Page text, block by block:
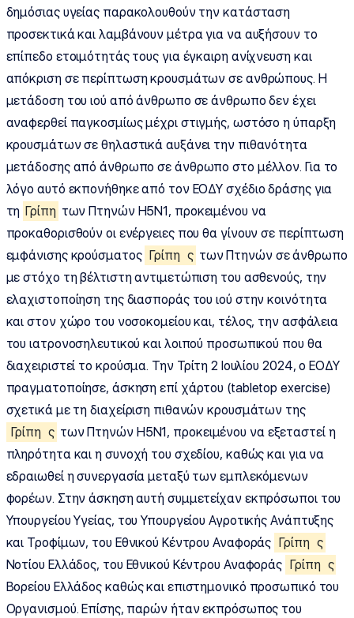
δημόσιας υγείας παρακολουθούν την κατάσταση
προσεκτικά και λαμβάνουν μέτρα για να αυξήσουν το
επίπεδο ετοιμότητάς τους για έγκαιρη ανίχνευση και
απόκριση σε περίπτωση κρουσμάτων σε ανθρώπους. Η
μετάδοση του ιού από άνθρωπο σε άνθρωπο δεν έχει
αναφερθεί παγκοσμίως μέχρι στιγμής, ωστόσο η ύπαρξη
κρουσμάτων σε θηλαστικά αυξάνει την πιθανότητα
μετάδοσης από άνθρωπο σε άνθρωπο στο μέλλον. Για το
λόγο αυτό εκπονήθηκε από τον ΕΟΔΥ σχέδιο δράσης για
τη Γρίπη των Πτηνών Η5Ν1, προκειμένου να
προκαθορισθούν οι ενέργειες που θα γίνουν σε περίπτωση
εμφάνισης κρούσματος Γρίπη ς των Πτηνών σε άνθρωπο
με στόχο τη βέλτιστη αντιμετώπιση του ασθενούς, την
ελαχιστοποίηση της διασποράς του ιού στην κοινότητα
και στον χώρο του νοσοκομείου και, τέλος, την ασφάλεια
του ιατρονοσηλευτικού και λοιπού προσωπικού που θα
διαχειριστεί το κρούσμα. Την Τρίτη 2 Ιουλίου 2024, ο ΕΟΔΥ
πραγματοποίησε, άσκηση επί χάρτου (tabletop exercise)
σχετικά με τη διαχείριση πιθανών κρουσμάτων της
Γρίπη ς των Πτηνών Η5Ν1, προκειμένου να εξεταστεί η
πληρότητα και η συνοχή του σχεδίου, καθώς και για να
εδραιωθεί η συνεργασία μεταξύ των εμπλεκόμενων
φορέων. Στην άσκηση αυτή συμμετείχαν εκπρόσωποι του
Υπουργείου Υγείας, του Υπουργείου Αγροτικής Ανάπτυξης
και Τροφίμων, του Εθνικού Κέντρου Αναφοράς
Γρίπη ς
Νοτίου Ελλάδος, του Εθνικού Κέντρου Αναφοράς
Γρίπη ς
Βορείου Ελλάδος καθώς και επιστημονικό προσωπικό του
Οργανισμού. Επίσης, παρών ήταν εκπρόσωπος του